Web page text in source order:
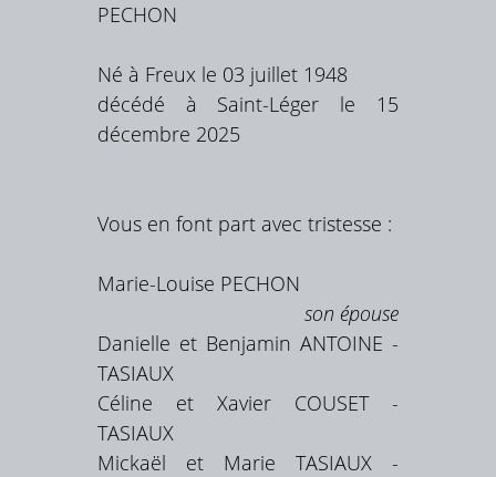
PECHON
Né à Freux le 03 juillet 1948
décédé à Saint-Léger le 15
décembre 2025
Vous en font part avec tristesse :
Marie-Louise PECHON
son épouse
Danielle et Benjamin ANTOINE -
TASIAUX
Céline et Xavier COUSET -
TASIAUX
Mickaël et Marie TASIAUX -